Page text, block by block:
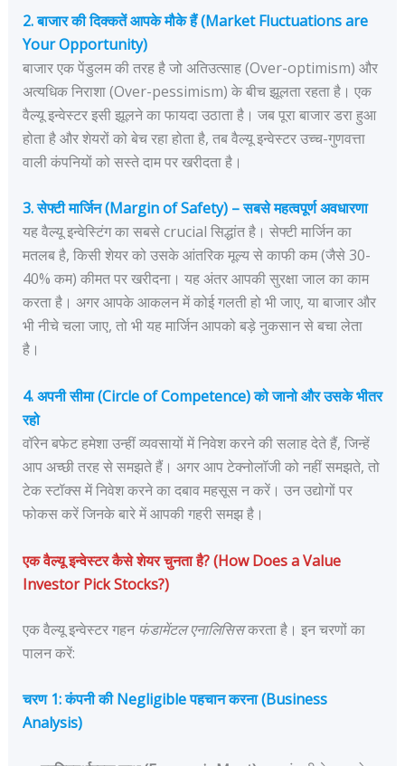
2. बाजार की दिक्कतें आपके मौके हैं (Market Fluctuations are
Your Opportunity)
बाजार एक पेंडुलम की तरह है जो अतिउत्साह (Over-optimism) और
अत्यधिक निराशा (Over-pessimism) के बीच झूलता रहता है। एक
वैल्यू इन्वेस्टर इसी झूलने का फायदा उठाता है। जब पूरा बाजार डरा हुआ
होता है और शेयरों को बेच रहा होता है, तब वैल्यू इन्वेस्टर उच्च-गुणवत्ता
वाली कंपनियों को सस्ते दाम पर खरीदता है।
3. सेफ्टी मार्जिन (Margin of Safety) – सबसे महत्वपूर्ण अवधारणा
यह वैल्यू इन्वेस्टिंग का सबसे crucial सिद्धांत है। सेफ्टी मार्जिन का
मतलब है, किसी शेयर को उसके आंतरिक मूल्य से काफी कम (जैसे 30-
40% कम) कीमत पर खरीदना। यह अंतर आपकी सुरक्षा जाल का काम
करता है। अगर आपके आकलन में कोई गलती हो भी जाए, या बाजार और
भी नीचे चला जाए, तो भी यह मार्जिन आपको बड़े नुकसान से बचा लेता
है।
4. अपनी सीमा (Circle of Competence) को जानो और उसके भीतर
रहो
वॉरेन बफेट हमेशा उन्हीं व्यवसायों में निवेश करने की सलाह देते हैं, जिन्हें
आप अच्छी तरह से समझते हैं। अगर आप टेक्नोलॉजी को नहीं समझते, तो
टेक स्टॉक्स में निवेश करने का दबाव महसूस न करें। उन उद्योगों पर
फोकस करें जिनके बारे में आपकी गहरी समझ है।
एक वैल्यू इन्वेस्टर कैसे शेयर चुनता है? (How Does a Value
Investor Pick Stocks?)
एक वैल्यू इन्वेस्टर गहन फंडामेंटल एनालिसिसकरता है। इन चरणों का
पालन करें:
चरण 1: कंपनी की Negligible पहचान करना (Business
Analysis)